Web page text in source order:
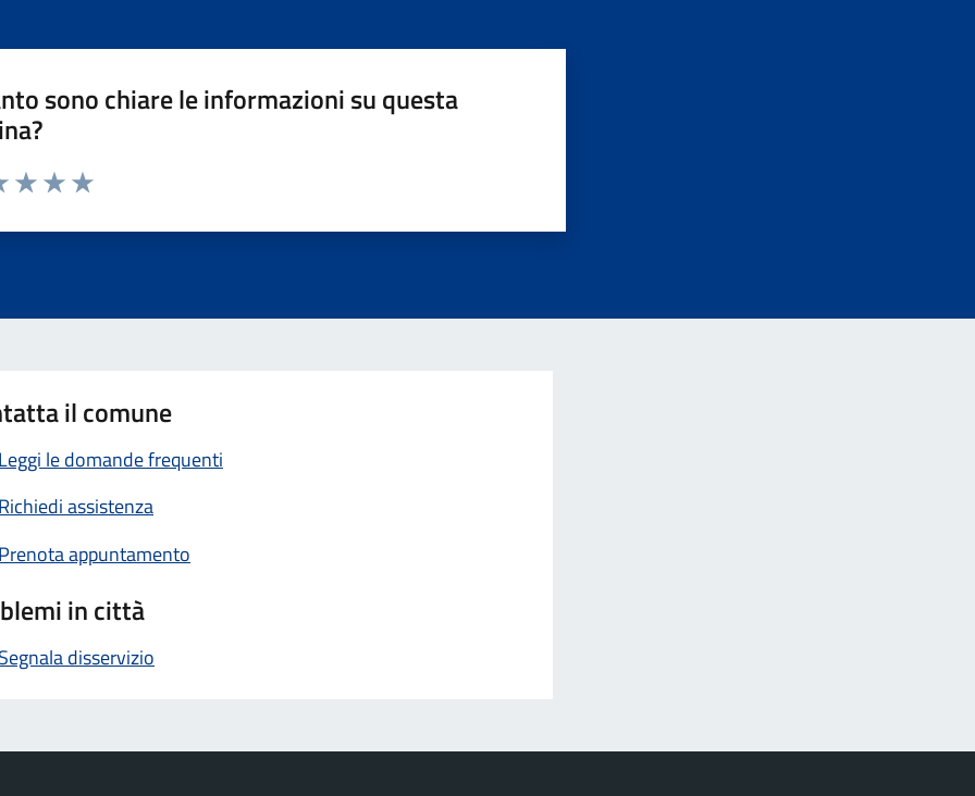
sono chiare le informazioni su questa
il comune
Leggi le domande frequenti
Richiedi assistenza
Prenota appuntamento
in città
Segnala disservizio